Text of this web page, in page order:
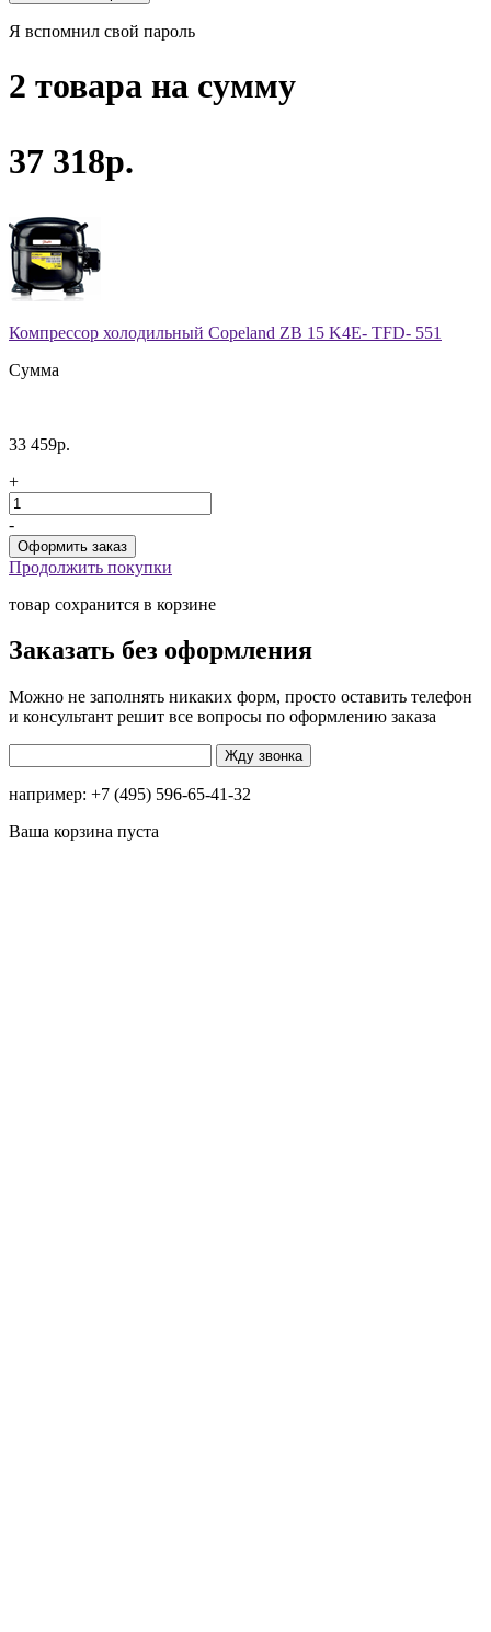
Я вспомнил свой пароль
2 товара на сумму
37 318р.
Компрессор холодильный Copeland ZB 15 K4E- TFD- 551
Сумма
33 459р.
+
-
Продолжить покупки
товар сохранится в корзине
Заказать без оформления
Можно не заполнять никаких форм, просто оставить телефон
и консультант решит все вопросы по оформлению заказа
например: +7 (495) 596-65-41-32
Ваша корзина пуста